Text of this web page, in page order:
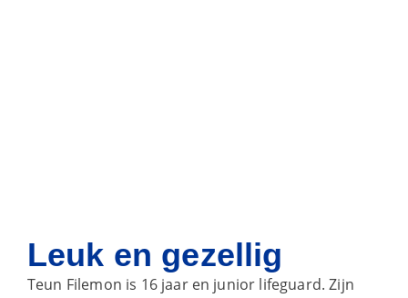
Leuk en gezellig
Teun Filemon is 16 jaar en junior lifeguard. Zijn